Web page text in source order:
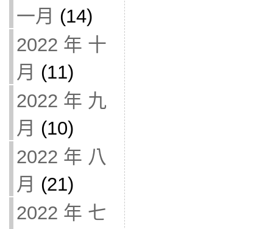
一月 (14)
2022 年 十
月 (11)
2022 年 九
月 (10)
2022 年 八
月 (21)
2022 年 七